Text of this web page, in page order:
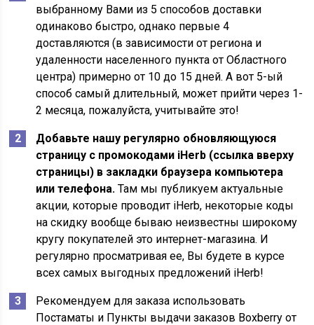
выбранному Вами из 5 способов доставки
одинаково быстро, однако первые 4
доставляются (в зависимости от региона и
удаленности населенного пункта от Областного
центра) примерно от 10 до 15 дней. А вот 5-ый
способ самый длительный, может прийти через 1-
2 месяца, пожалуйста, учитывайте это!
Добавьте нашу регулярно обновляющуюся
страницу с промокодами iHerb (ссылка вверху
страницы) в закладки браузера компьютера
или телефона. Там мы публикуем актуальные
акции, которые проводит iHerb, некоторые коды
на скидку вообще бываю неизвестны широкому
кругу покупателей это интернет-магазина. И
регулярно просматривая ее, Вы будете в курсе
всех самых выгодных предложений iHerb!
Рекомендуем для заказа использовать
Постаматы и Пункты выдачи заказов Boxberry от